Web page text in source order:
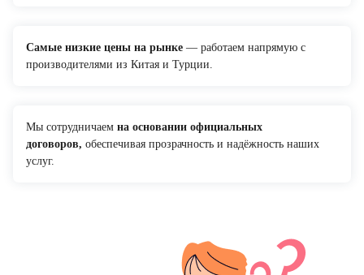
Самые низкие цены на рынке — работаем напрямую с
производителями из Китая и Турции.
Мы сотрудничаем на основании официальных
договоров, обеспечивая прозрачность и надёжность наших
услуг.